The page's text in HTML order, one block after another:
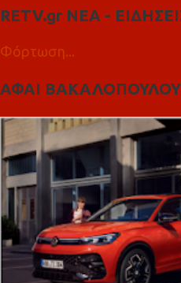
RETV.gr ΝΕΑ -
Φόρτωση...
ΑΦΑΙ ΒΑΚΑΛΟΠΟΥΛΟΥ